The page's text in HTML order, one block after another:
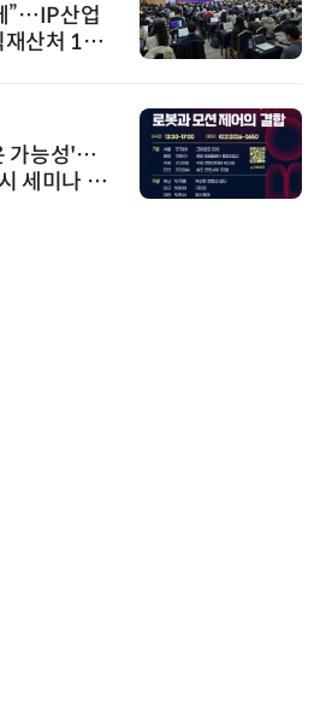
”…IP산업
재산처 1호
가능성'…
세미나 페